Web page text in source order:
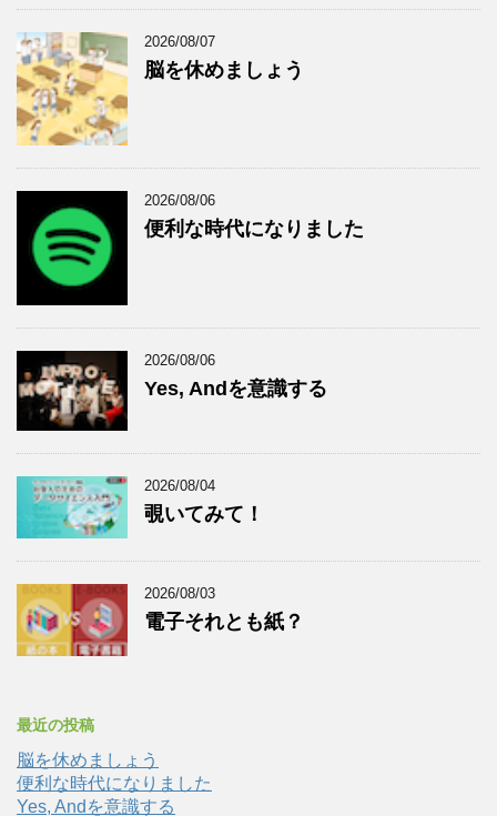
2026/08/07
脳を休めましょう
2026/08/06
便利な時代になりました
2026/08/06
Yes, Andを意識する
2026/08/04
覗いてみて！
2026/08/03
電子それとも紙？
最近の投稿
脳を休めましょう
便利な時代になりました
Yes, Andを意識する